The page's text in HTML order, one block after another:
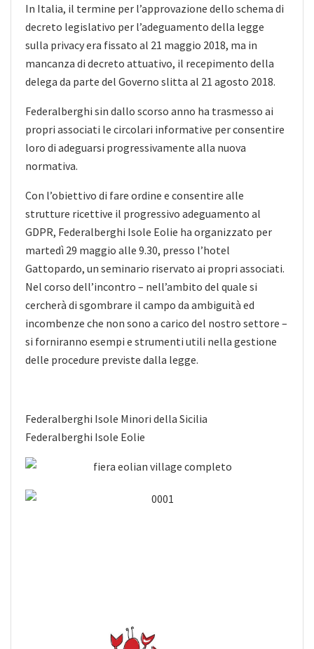
In Italia, il termine per l’approvazione dello schema di
decreto legislativo per l’adeguamento della legge
sulla privacy era fissato al 21 maggio 2018, ma in
mancanza di decreto attuativo, il recepimento della
delega da parte del Governo slitta al 21 agosto 2018.
Federalberghi sin dallo scorso anno ha trasmesso ai
propri associati le circolari informative per consentire
loro di adeguarsi progressivamente alla nuova
normativa.
Con l’obiettivo di fare ordine e consentire alle
strutture ricettive il progressivo adeguamento al
GDPR, Federalberghi Isole Eolie ha organizzato per
martedì 29 maggio alle 9.30, presso l’hotel
Gattopardo, un seminario riservato ai propri associati.
Nel corso dell’incontro – nell’ambito del quale si
cercherà di sgombrare il campo da ambiguità ed
incombenze che non sono a carico del nostro settore –
si forniranno esempi e strumenti utili nella gestione
delle procedure previste dalla legge.
Federalberghi Isole Minori della Sicilia
Federalberghi Isole Eolie